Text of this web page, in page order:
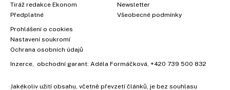
Tiráž redakce Ekonom
Předplatné
Newsletter
Všeobecné podmínky
Prohlášení o cookies
Nastavení soukromí
Ochrana osobních údajů
Inzerce , obchodní garant: Adéla Formáčková +420 739 500 832
Jakékoliv užití obsahu, včetně převzetí článků, je bez souhlasu